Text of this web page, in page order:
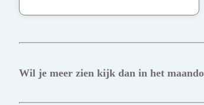
Wil je meer zien kijk dan in het